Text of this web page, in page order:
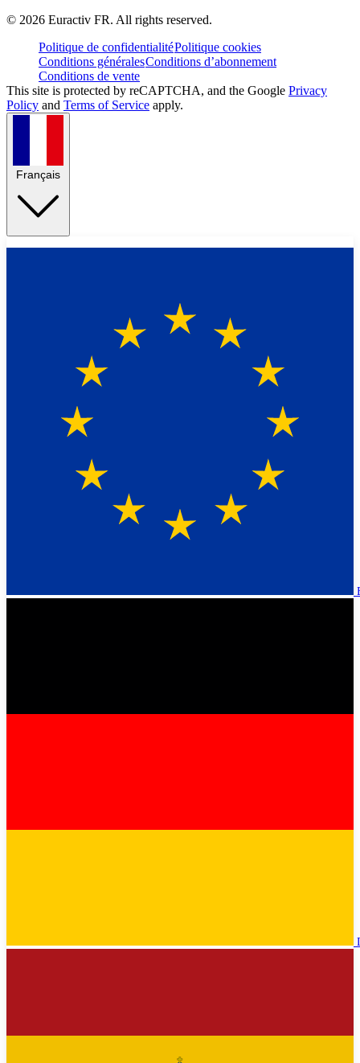
© 2026 Euractiv FR. All rights reserved.
Politique de confidentialitéPolitique cookies
Conditions généralesConditions d’abonnement
Conditions de vente
This site is protected by reCAPTCHA, and the Google Privacy
Policy and Terms of Service apply.
Français